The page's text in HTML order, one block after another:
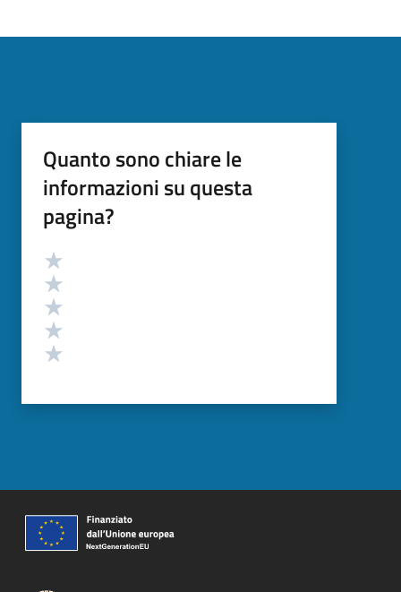
Quanto sono chiare le
informazioni su questa
pagina?
Valutazione